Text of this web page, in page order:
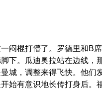
闷棍打懵了。罗德里和B
下。瓜迪奥拉站在边线，
城，调整来得飞快。他们
始有意识地长传打身后。